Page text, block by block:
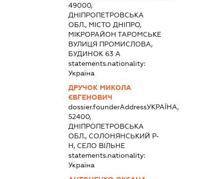
49000,
ДНІПРОПЕТРОВСЬКА
ОБЛ., МІСТО ДНІПРО,
МІКРОРАЙОН ТАРОМСЬКЕ
ВУЛИЦЯ ПРОМИСЛОВА,
БУДИНОК 63 А
statements.nationality:
Україна
ДРУЧОК МИКОЛА
ЄВГЕНОВИЧ
dossier.founderAddressУКРАЇНА,
52400,
ДНІПРОПЕТРОВСЬКА
ОБЛ., СОЛОНЯНСЬКИЙ Р-
Н, СЕЛО ВІЛЬНЕ
statements.nationality:
Україна